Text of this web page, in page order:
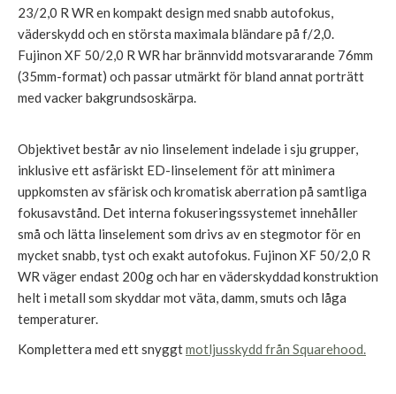
23/2,0 R WR en kompakt design med snabb autofokus,
väderskydd och en största maximala bländare på f/2,0.
Fujinon XF 50/2,0 R WR har brännvidd motsvararande 76mm
(35mm-format) och passar utmärkt för bland annat porträtt
med vacker bakgrundsoskärpa.
Objektivet består av nio linselement indelade i sju grupper,
inklusive ett asfäriskt ED-linselement för att minimera
uppkomsten av sfärisk och kromatisk aberration på samtliga
fokusavstånd. Det interna fokuseringssystemet innehåller
små och lätta linselement som drivs av en stegmotor för en
mycket snabb, tyst och exakt autofokus. Fujinon XF 50/2,0 R
WR väger endast 200g och har en väderskyddad konstruktion
helt i metall som skyddar mot väta, damm, smuts och låga
temperaturer.
Komplettera med ett snyggtmotljusskydd från Squarehood.